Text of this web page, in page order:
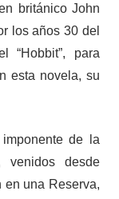
británico John
los años 30 del
“Hobbit”, para
esta novela, su
de la
venidos desde
en una Reserva,